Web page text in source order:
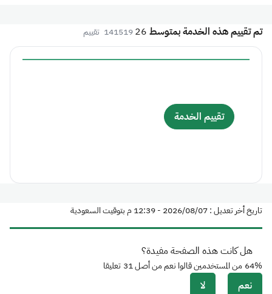
تم تقييم هذه الخدمة بمتوسط 26
141519 تقييم
تقييم الخدمة
تاريخ أخر تعديل : 07‏/08‏/2026 - 12:39 م بتوقيت السعودية
هل كانت هذه الصفحة مفيدة؟
نعم لا
64% من المستخدمين قالوا نعم من أصل31 تعليقا